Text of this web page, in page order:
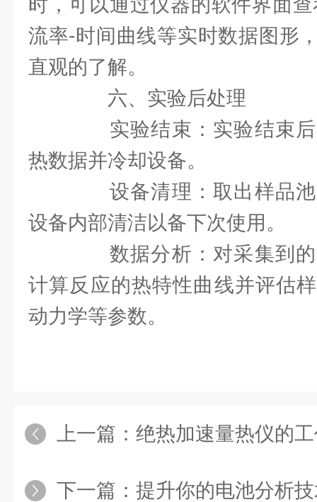
时，可以通过仪器的软件界面
流率-时间曲线等实时数据图形
直观的了解。
六、实验后处理
实验结束：实验结束后
热数据并冷却设备。
设备清理：取出样品池
设备内部清洁以备下次使用。
数据分析：对采集到的
计算反应的热特性曲线并评估
动力学等参数。
上一篇： 绝热加速量热仪的
下一篇： 提升你的电池分析技术：精通